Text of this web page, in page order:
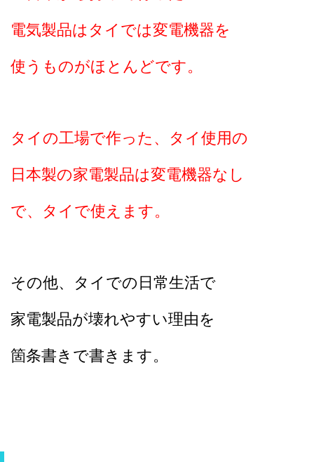
電気製品はタイでは変電機器を
使うものがほとんどです。
タイの工場で作った、タイ使用の
日本製の家電製品は変電機器なし
で、
タイで使えます。
その他、タイでの日常生活で
家電製品が壊れやすい理由を
箇条書きで書きます。